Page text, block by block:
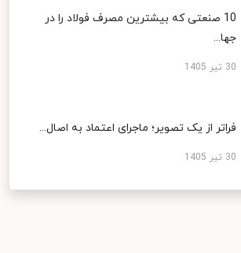
10 صنعتی که بیشترین مصرف فولاد را در
جها...
30 تیر 1405
فراتر از یک تصویر؛ ماجرای اعتماد به اصال...
30 تیر 1405